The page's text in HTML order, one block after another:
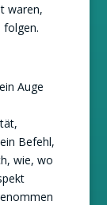
waren,
folgen.
Auge
Befehl,
wie, wo